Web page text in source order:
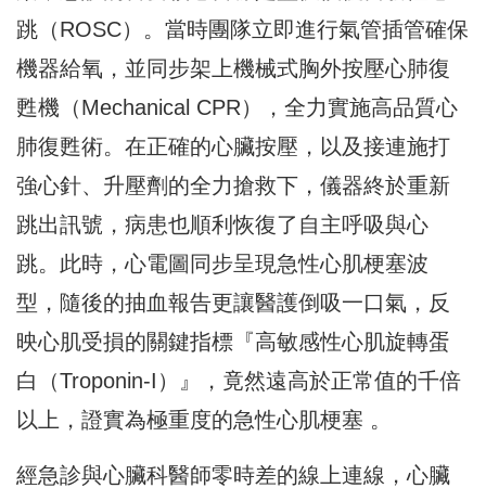
跳（ROSC）。當時團隊立即進行氣管插管確保
機器給氧，並同步架上機械式胸外按壓心肺復
甦機（Mechanical CPR），全力實施高品質心
肺復甦術。在正確的心臟按壓，以及接連施打
強心針、升壓劑的全力搶救下，儀器終於重新
跳出訊號，病患也順利恢復了自主呼吸與心
跳。此時，心電圖同步呈現急性心肌梗塞波
型，隨後的抽血報告更讓醫護倒吸一口氣，反
映心肌受損的關鍵指標『高敏感性心肌旋轉蛋
白（Troponin-I）』，竟然遠高於正常值的千倍
以上，證實為極重度的急性心肌梗塞 。
經急診與心臟科醫師零時差的線上連線，心臟